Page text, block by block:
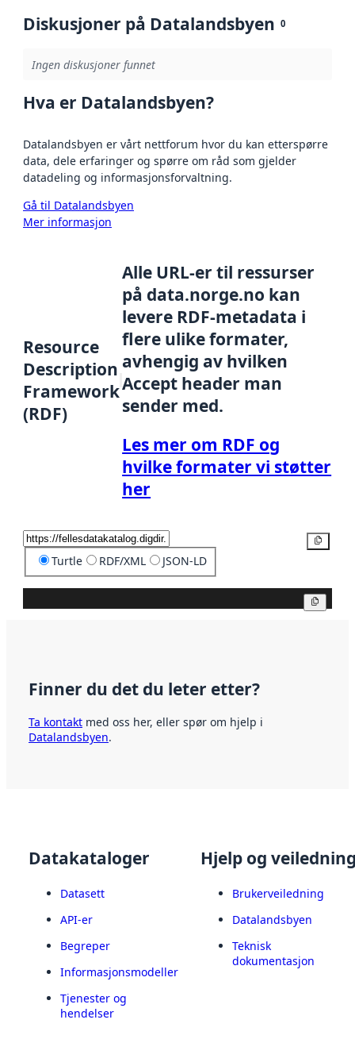
Diskusjoner på Datalandsbyen 0
Ingen diskusjoner funnet
Hva er Datalandsbyen?
Datalandsbyen er vårt nettforum hvor du kan etterspørre
data, dele erfaringer og spørre om råd som gjelder
datadeling og informasjonsforvaltning.
Gå til Datalandsbyen
Mer informasjon
Resource
Description
Framework
(RDF)
Alle URL-er til ressurser
på data.norge.no kan
levere RDF-metadata i
flere ulike formater,
avhengig av hvilken
Accept header man
sender med.
Les mer om RDF og
hvilke formater vi støtter
her
Turtle RDF/XML JSON-LD
Finner du det du leter etter?
Ta kontakt med oss her, eller spør om hjelp i
Datalandsbyen.
Datakataloger
Datasett
API-er
Begreper
Informasjonsmodeller
Tjenester og
hendelser
Hjelp og
Brukerveiledning
Datalandsbyen
Teknisk
dokumentasjon